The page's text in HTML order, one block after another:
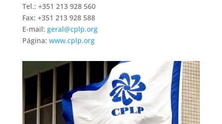
Tel.: +351 213 928 560
Fax: +351 213 928 588
E-mail: geral@cplp.org
Página: www.cplp.org